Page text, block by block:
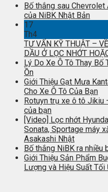
Bố thắng sau
của NiBK Nhật Bản
17
Th4
TƯ VẤN KỸ THUẬT –
DẦU Ở LỌC NHỚT
Lý Do Xe Ô Tô Thay Bố
Ồn
Giới Thiệu Gạt Mưa
Cho Xe Ô Tô Của Bạn
Rotuyn trụ xe ô tô Jikiu
của bạn
[Video] Lọc nhớt
Sonata, Sportage máy
Asakashi Nhật
Bố thắng NiBK ra nhiều
Giới Thiệu Sản Phẩm
Lượng và Hiệu Suất Tối